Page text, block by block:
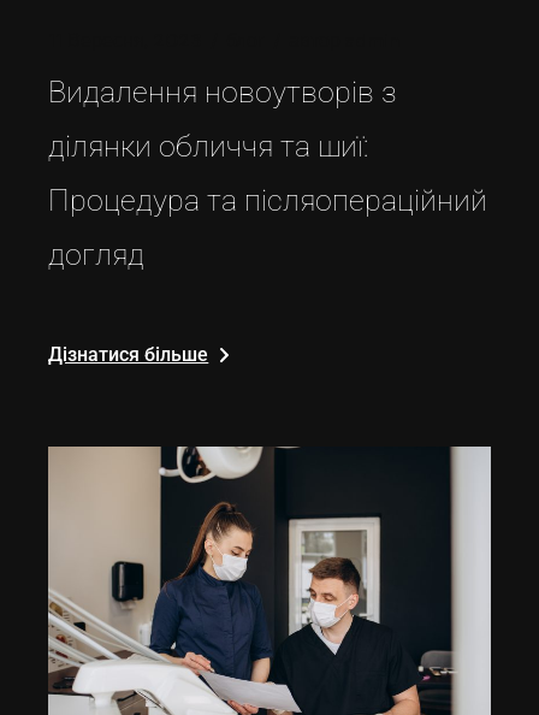
Видалення новоутворів з
ділянки обличчя та шиї:
Процедура та післяопераційний
догляд
Дізнатися більше